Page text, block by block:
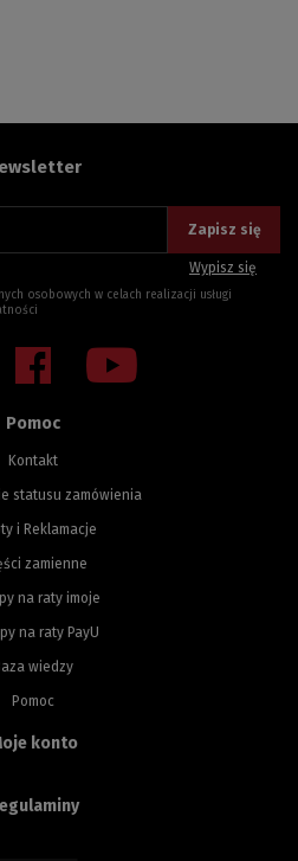
Pomoc
Kontakt
statusu zamówienia
i Reklamacje
zamienne
na raty imoje
na raty PayU
wiedzy
Pomoc
konto
Zapisz się
Wypisz się
osobowych w celach realizacji usługi